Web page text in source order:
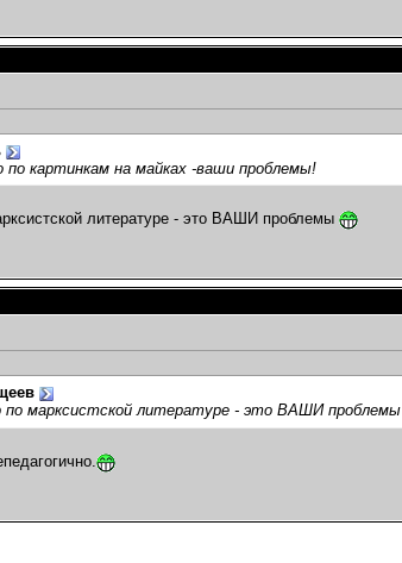
картинкам на майках -ваши проблемы!
литературе - это ВАШИ проблемы
по марксистской литературе - это ВАШИ проблемы